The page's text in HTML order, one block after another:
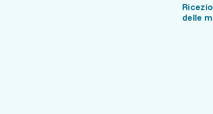
delle